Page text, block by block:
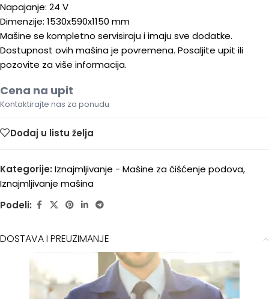
Napajanje: 24 V
Dimenzije: 1530x590x1150 mm
Mašine se kompletno servisiraju i imaju sve dodatke.
Dostupnost ovih mašina je povremena. Posaljite upit ili
pozovite za više informacija.
Cena na upit
Kontaktirajte nas za ponudu
Dodaj u listu želja
Kategorije: Iznajmljivanje - Mašine za čišćenje podova,
Iznajmljivanje mašina
Podeli:
DOSTAVA I PREUZIMANJE